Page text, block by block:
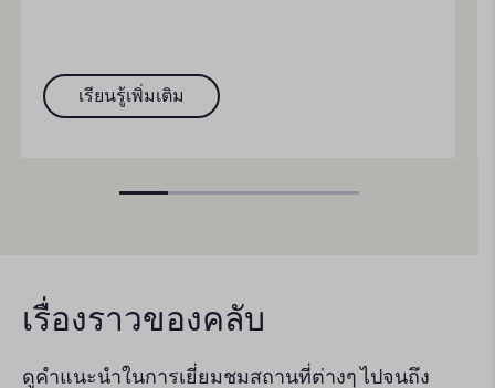
เรียนรู้เพิ่มเติม
เรื่องราวของคลับ
ดูคำแนะนำในการเยี่ยมชมสถานที่ต่างๆ ไปจนถึง